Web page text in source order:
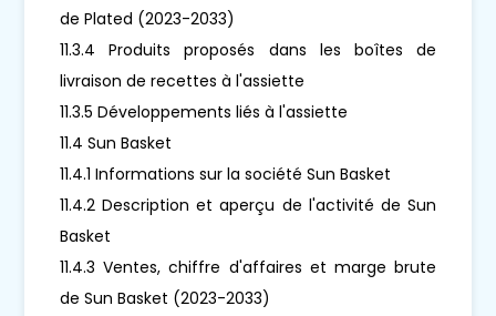
de Plated (2023-2033)
11.3.4 Produits proposés dans les boîtes de
livraison de recettes à l'assiette
11.3.5 Développements liés à l'assiette
11.4 Sun Basket
11.4.1 Informations sur la société Sun Basket
11.4.2 Description et aperçu de l'activité de Sun
Basket
11.4.3 Ventes, chiffre d'affaires et marge brute
de Sun Basket (2023-2033)